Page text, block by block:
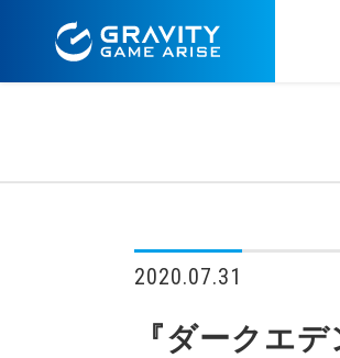
2020.07.31
『ダークエ